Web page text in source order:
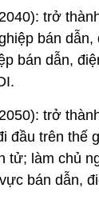
trở
bán
bán dẫn,
trở
đầu trên thế
tử; làm chủ
bán dẫn,